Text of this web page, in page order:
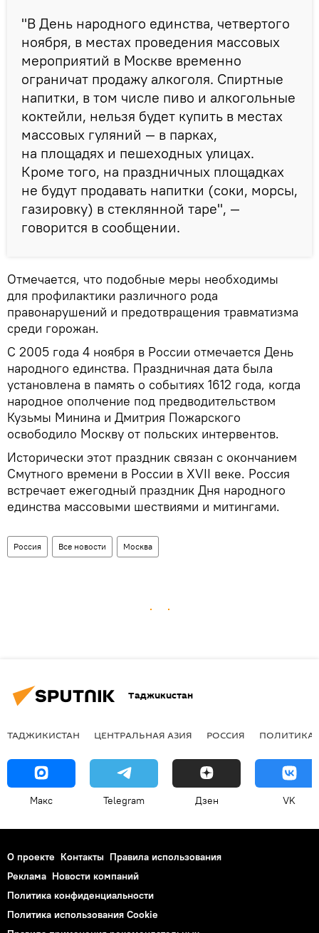
"В День народного единства, четвертого
ноября, в местах проведения массовых
мероприятий в Москве временно
ограничат продажу алкоголя. Спиртные
напитки, в том числе пиво и алкогольные
коктейли, нельзя будет купить в местах
массовых гуляний — в парках,
на площадях и пешеходных улицах.
Кроме того, на праздничных площадках
не будут продавать напитки (соки, морсы,
газировку) в стеклянной таре", —
говорится в сообщении.
Отмечается, что подобные меры необходимы
для профилактики различного рода
правонарушений и предотвращения травматизма
среди горожан.
С 2005 года 4 ноября в России отмечается День
народного единства. Праздничная дата была
установлена в память о событиях 1612 года, когда
народное ополчение под предводительством
Кузьмы Минина и Дмитрия Пожарского
освободило Москву от польских интервентов.
Исторически этот праздник связан с окончанием
Смутного времени в России в XVII веке. Россия
встречает ежегодный праздник Дня народного
единства массовыми шествиями и митингами.
Россия Все новости Москва
Таджикистан
ТАДЖИКИСТАН ЦЕНТРАЛЬНАЯ АЗИЯ РОССИЯ ПОЛИТИКА
Макс Telegram Дзен VK
О проекте Контакты Правила использования
Реклама Новости компаний
Политика конфиденциальности
Политика использования Cookie